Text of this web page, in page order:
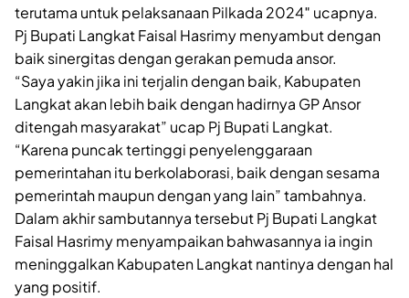
terutama untuk pelaksanaan Pilkada 2024″ ucapnya.
Pj Bupati Langkat Faisal Hasrimy menyambut dengan
baik sinergitas dengan gerakan pemuda ansor.
“Saya yakin jika ini terjalin dengan baik, Kabupaten
Langkat akan lebih baik dengan hadirnya GP Ansor
ditengah masyarakat” ucap Pj Bupati Langkat.
“Karena puncak tertinggi penyelenggaraan
pemerintahan itu berkolaborasi, baik dengan sesama
pemerintah maupun dengan yang lain” tambahnya.
Dalam akhir sambutannya tersebut Pj Bupati Langkat
Faisal Hasrimy menyampaikan bahwasannya ia ingin
meninggalkan Kabupaten Langkat nantinya dengan hal
yang positif.